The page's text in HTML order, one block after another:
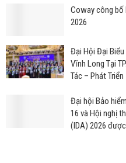
Coway công bố
2026
Đại Hội Đại Biểu
Vĩnh Long Tại
Tác – Phát
Đại hội Bảo
16 và Hội nghị
(IDA) 2026